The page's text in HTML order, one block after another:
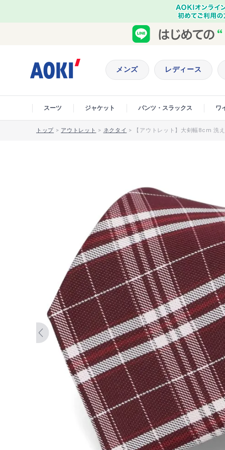
メンズ レディース
スーツ ジャケット パンツ・スラックス ワ
トップ > アウトレット > ネクタイ > 【アウトレット】大剣幅8cm 洗